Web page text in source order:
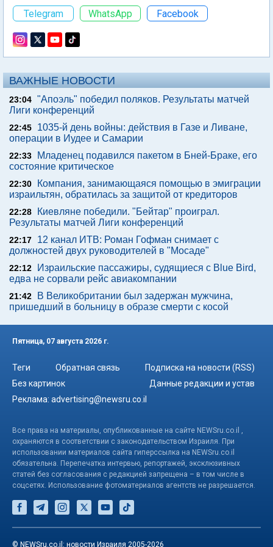
Telegram
WhatsApp Facebook
ВАЖНЫЕ НОВОСТИ
23:04 "Апоэль" победил поляков. Результаты матчей
Лиги конференций
22:45
1035-й день войны: действия в Газе и Ливане,
операции в Иудее и Самарии
22:33
Младенец подавился пакетом в Бней-Браке, его
состояние критическое
22:30
Компания, занимающаяся помощью в эмиграции
израильтян, обратилась за защитой от кредиторов
22:28
Киевляне победили. "Бейтар" проиграл.
Результаты матчей Лиги конференций
22:17
12 канал ИТВ: Роман Гофман снимает с
должностей двух руководителей в "Мосаде"
22:12
Израильские пассажиры, судящиеся с Blue Bird,
едва не сорвали рейс авиакомпании
21:42
В Великобритании был задержан мужчина,
пришедший в больницу в образе смерти с косой
Пятница, 07 августа 2026 г.
Теги Обратная связь
Подписка на новости (RSS)
Без картинок
Данные редакции и устав
Реклама: advertising@newsru.co.il
Все права на материалы, опубликованные на сайте NEWSru.co.il ,
охраняются в соответствии с законодательством Израиля. При
использовании материалов сайта гиперссылка на NEWSru.co.il
обязательна. Перепечатка интервью, репортажей, эксклюзивных
статей без согласования с редакцией запрещена – в том числе в
соцсетях. Использование фотоматериалов агентств не разрешается.
© NEWSru.co.il: новости Израиля 2005-2026